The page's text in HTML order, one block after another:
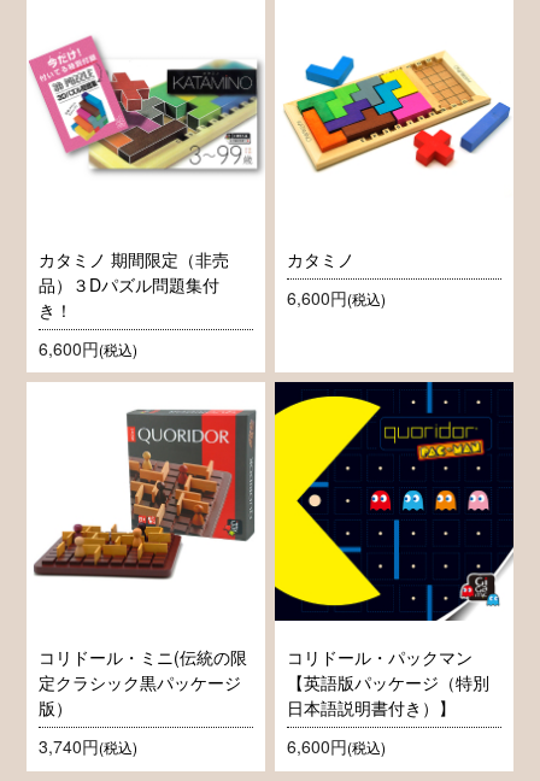
カタミノ 期間限定（非売
品）３Dパズル問題集付
き！
6,600円(税込)
カタミノ
6,600円(税込)
コリドール・ミニ(伝統の限
定クラシック黒パッケージ
版）
3,740円(税込)
コリドール・パックマン
【英語版パッケージ（特別
日本語説明書付き）】
6,600円(税込)